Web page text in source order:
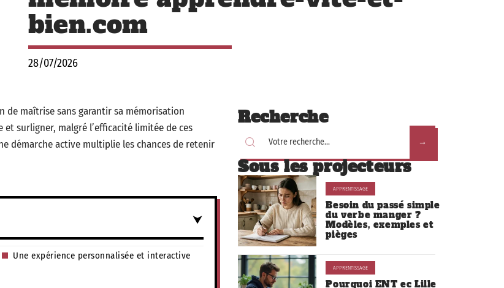
bien.com
28/07/2026
maîtrise sans garantir sa mémorisation
surligner, malgré l’efficacité limitée de ces
démarche active multiplie les chances de retenir
Une expérience personnalisée et interactive
Recherche
Sous les projecteurs
APPRENTISSAGE
Besoin du passé simple
du verbe manger ?
Modèles, exemples et
pièges
APPRENTISSAGE
Pourquoi ENT ec Lille